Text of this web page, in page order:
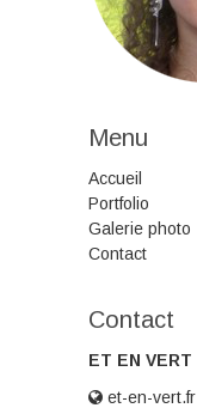
Menu
Accueil
Portfolio
Galerie photo
Contact
Contact
ET EN VERT
et-en-vert.fr